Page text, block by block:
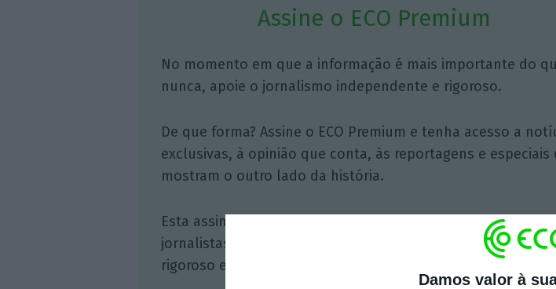
Damos valor à
Assine o ECO Premium
No momento em que a informação é mais importante do
nunca, apoie o jornalismo independente e rigoroso.
De que forma? Assine o ECO Premium e tenha acesso a
exclusivas, à opinião que conta, às reportagens e especiais
mostram o outro lado da história.
Esta assinatura é uma forma de apoiar o ECO e os seus
jornalistas. A nossa contrapartida é o jornalismo
rigoroso e credível.